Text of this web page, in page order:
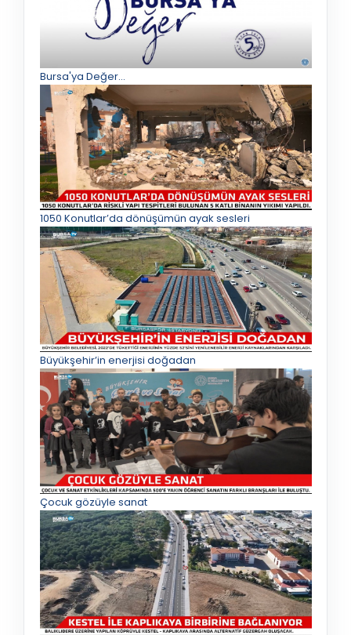
Bursa'ya Değer...
1050 Konutlar’da dönüşümün ayak sesleri
Büyükşehir’in enerjisi doğadan
Çocuk gözüyle sanat